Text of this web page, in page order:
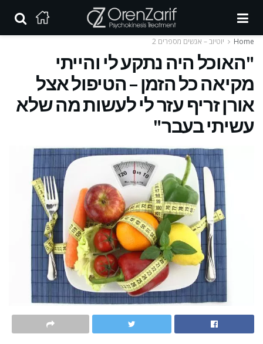
Home יוטיוב – אנשים מספרים 2
"האוכל היה נתקע לי והייתי
מקיאה כל הזמן – הטיפול אצל
אורן זריף עזר לי לעשות מה שלא
עשיתי בעבר"